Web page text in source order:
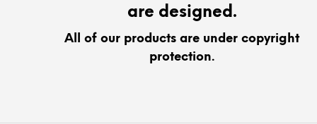
are designed.
All of our products are under copyright
protection.